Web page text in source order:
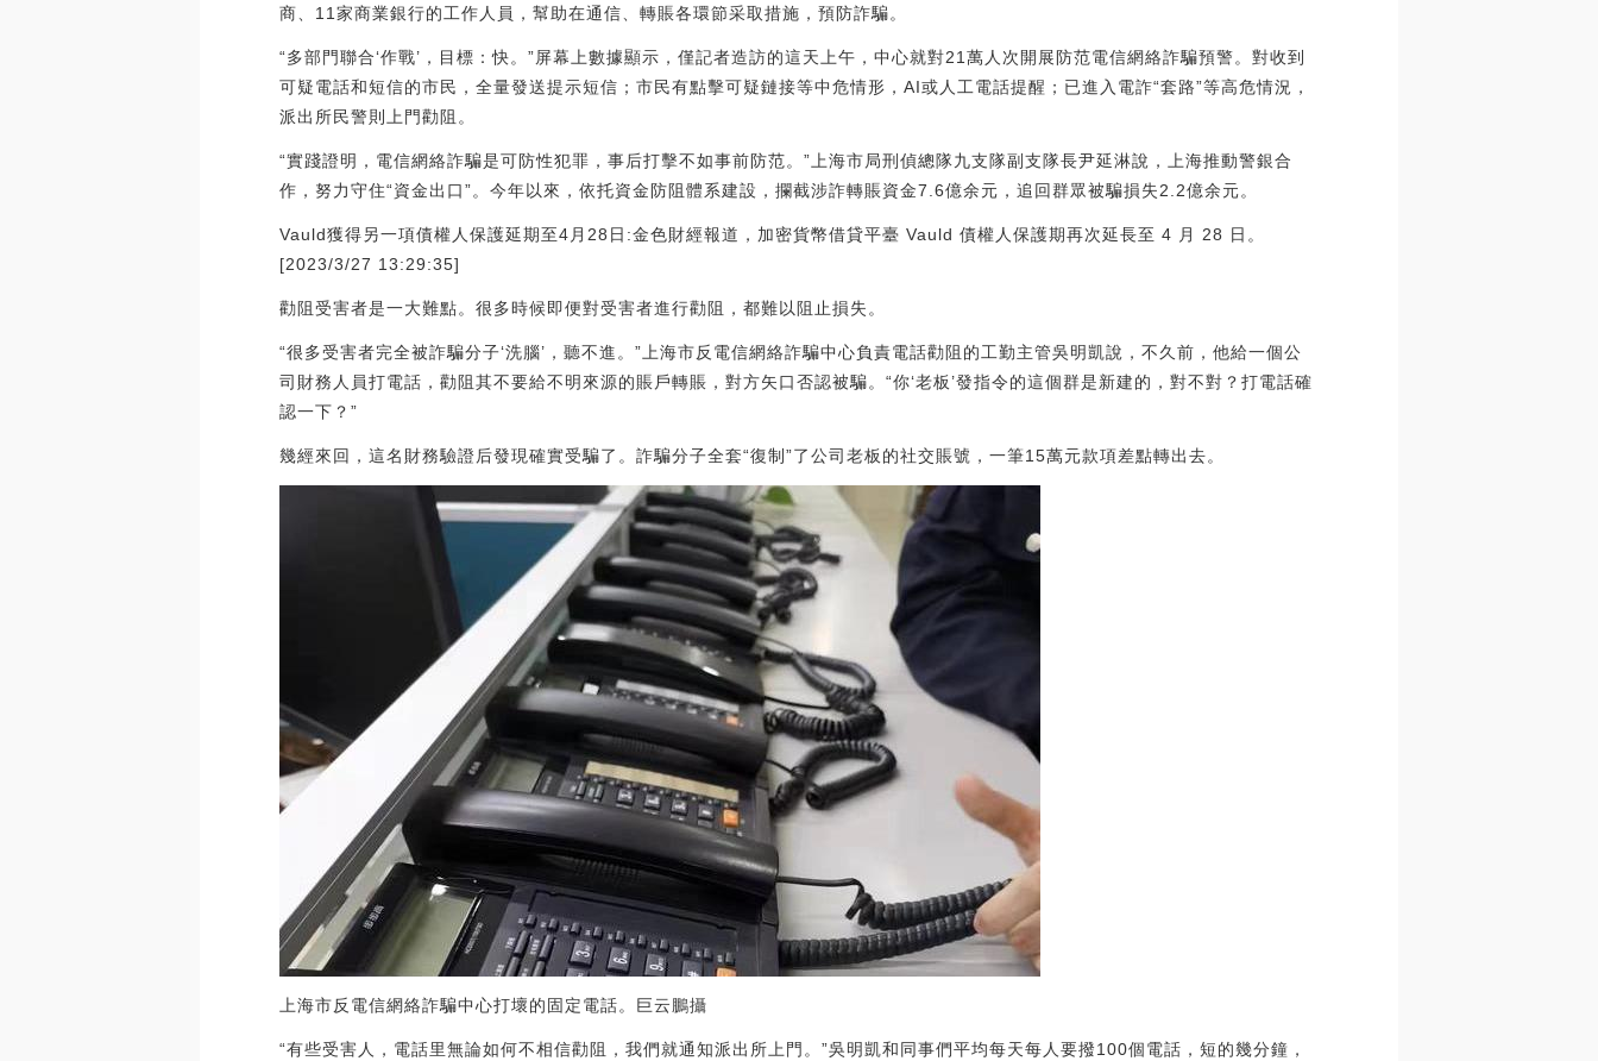
商、11家商業銀行的工作人員，幫助在通信、轉賬各環節采取措施，預防詐騙。
“多部門聯合‘作戰’，目標：快。”屏幕上數據顯示，僅記者造訪的這天上午，中心就對21萬人次開展防范電信網絡詐騙預警。對收到
可疑電話和短信的市民，全量發送提示短信；市民有點擊可疑鏈接等中危情形，AI或人工電話提醒；已進入電詐“套路”等高危情況，
派出所民警則上門勸阻。
“實踐證明，電信網絡詐騙是可防性犯罪，事后打擊不如事前防范。”上海市局刑偵總隊九支隊副支隊長尹延淋說，上海推動警銀合
作，努力守住“資金出口”。今年以來，依托資金防阻體系建設，攔截涉詐轉賬資金7.6億余元，追回群眾被騙損失2.2億余元。
Vauld獲得另一項債權人保護延期至4月28日:金色財經報道，加密貨幣借貸平臺 Vauld 債權人保護期再次延長至 4 月 28 日。
[2023/3/27 13:29:35]
勸阻受害者是一大難點。很多時候即便對受害者進行勸阻，都難以阻止損失。
“很多受害者完全被詐騙分子‘洗腦’，聽不進。”上海市反電信網絡詐騙中心負責電話勸阻的工勤主管吳明凱說，不久前，他給一個公
司財務人員打電話，勸阻其不要給不明來源的賬戶轉賬，對方矢口否認被騙。“你‘老板’發指令的這個群是新建的，對不對？打電話確
認一下？”
幾經來回，這名財務驗證后發現確實受騙了。詐騙分子全套“復制”了公司老板的社交賬號，一筆15萬元款項差點轉出去。
上海市反電信網絡詐騙中心打壞的固定電話。巨云鵬攝
“有些受害人，電話里無論如何不相信勸阻，我們就通知派出所上門。”吳明凱和同事們平均每天每人要撥100個電話，短的幾分鐘，